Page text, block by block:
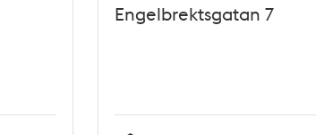
Engelbrektsgatan 7